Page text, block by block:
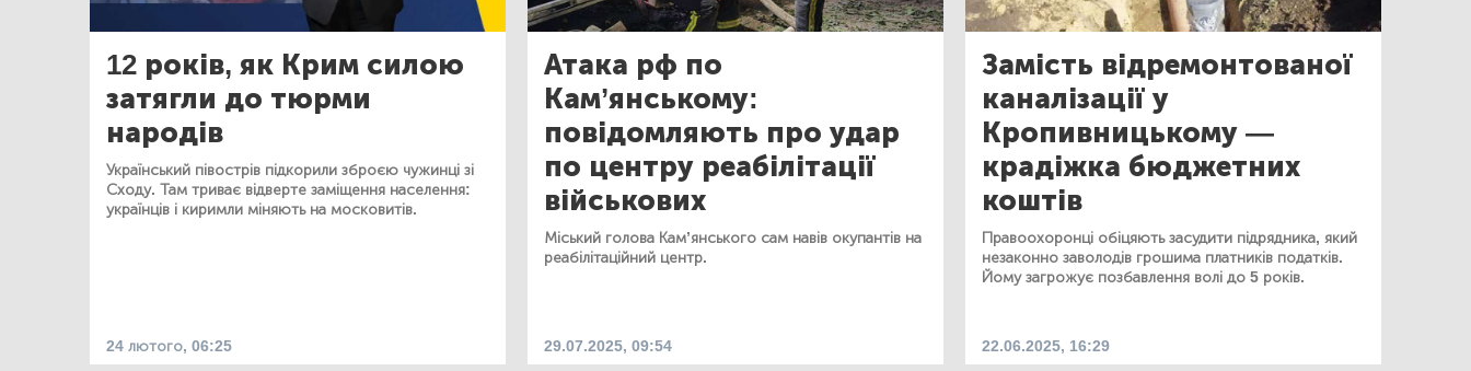
12 років, як Крим силою
затягли до тюрми
народів
Український півострів підкорили зброєю чужинці зі
Сходу. Там триває відверте заміщення населення:
українців і киримли міняють на московитів.
24 лютого, 06:25
Атака рф по
Кам’янському:
повідомляють про удар
по центру реабілітації
військових
Міський голова Кам’янського сам навів окупантів на
реабілітаційний центр.
29.07.2025, 09:54
Замість відремонтованої
каналізації у
Кропивницькому —
крадіжка бюджетних
коштів
Правоохоронці обіцяють засудити підрядника, який
незаконно заволодів грошима платників податків.
Йому загрожує позбавлення волі до 5 років.
22.06.2025, 16:29